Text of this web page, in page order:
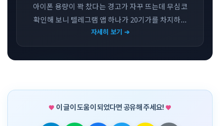
아이폰 용량이 꽉 찼다는 경고가 자꾸 뜨는데 무심코
확인해 보니 텔레그램 앱 하나가 20기가를 차지하...
자세히 보기 ➔
이 글이 도움이 되었다면 공유해 주세요!